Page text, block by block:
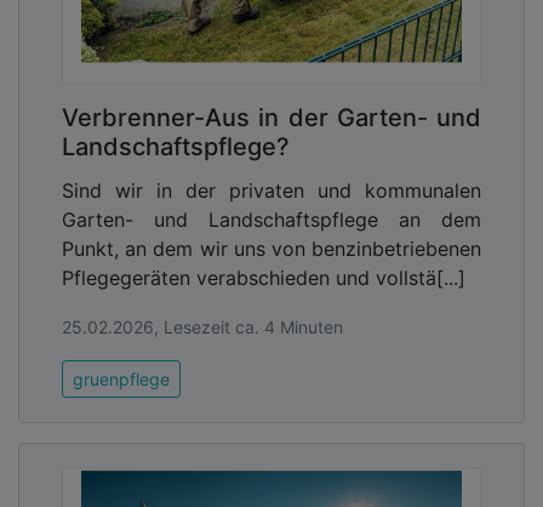
Verbrenner-Aus in der Garten- und
Landschaftspflege?
Sind wir in der privaten und kommunalen
Garten- und Landschaftspflege an dem
Punkt, an dem wir uns von benzinbetriebenen
Pflegegeräten verabschieden und vollstä[...]
25.02.2026, Lesezeit ca. 4 Minuten
gruenpflege